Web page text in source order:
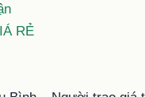
RẺ